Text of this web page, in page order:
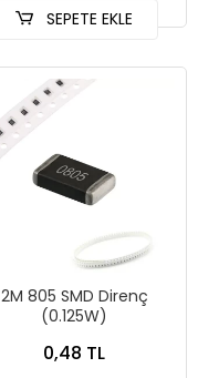
SEPETE EKLE
2M 805 SMD Direnç
(0.125W)
0,48 TL